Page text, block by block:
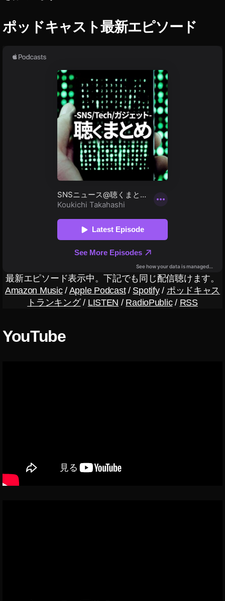
マ
ト
ポッドキャスト最新エピソード
最新エピソード表示中。下記でも同じ配信聴けます。
Amazon Music/ Apple Podcast/ Spotify/ ポッドキャス
トランキング/ LISTEN / RadioPublic/ RSS
YouTube